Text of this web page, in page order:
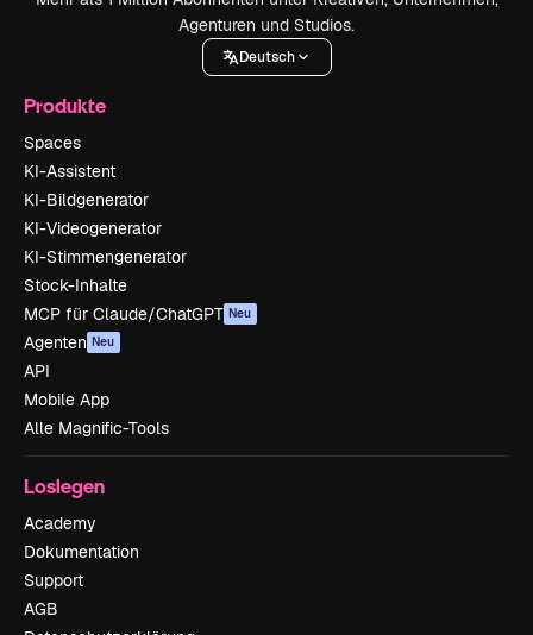
Agenturen und Studios.
Deutsch
Produkte
Spaces
KI-Assistent
KI-Bildgenerator
KI-Videogenerator
KI-Stimmengenerator
Stock-Inhalte
MCP für Claude/ChatGPT Neu
Agenten Neu
API
Mobile App
Alle Magnific-Tools
Loslegen
Academy
Dokumentation
Support
AGB